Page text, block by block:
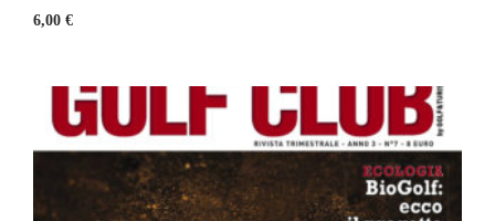
6,00 €